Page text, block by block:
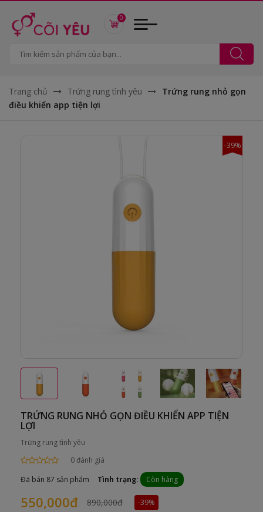
0
Trang chủ Trứng rung tình yêu
Trứng rung nhỏ gọn
điều khiển app tiện lợi
-39%
TRỨNG RUNG NHỎ GỌN ĐIỀU KHIỂN APP TIỆN
LỢI
Trứng rung tình yêu
0 đánh giá
Đã bán 87 sản phẩm
Tình trạng: Còn hàng
550,000đ 890,000đ -39%